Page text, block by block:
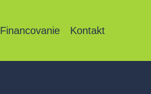
Financovanie Kontakt